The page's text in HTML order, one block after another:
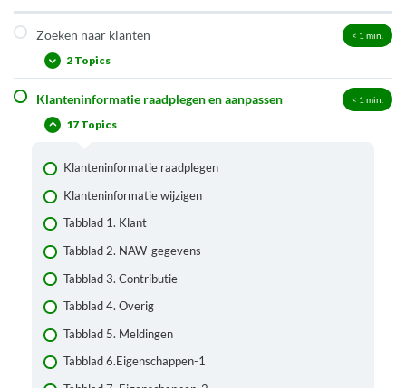
Zoeken naar klanten < 1 min.
2 Topics
Klant opzoeken via klantgegevens
Een andere klant opzoeken vanuit het klantendetailscherm
Klanteninformatie raadplegen en aanpassen < 1 min.
17 Topics
Klanteninformatie raadplegen
Klanteninformatie wijzigen
Tabblad 1. Klant
Tabblad 2. NAW-gegevens
Tabblad 3. Contributie
Tabblad 4. Overig
Tabblad 5. Meldingen
Tabblad 6.Eigenschappen-1